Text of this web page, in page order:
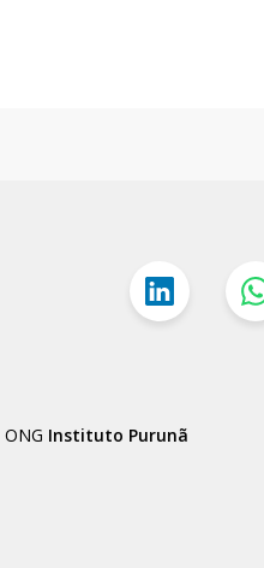
ONG Instituto Purunã